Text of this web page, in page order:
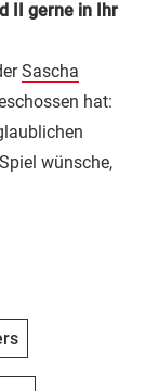
II gerne in Ihr
Sascha
hat:
wünsche,